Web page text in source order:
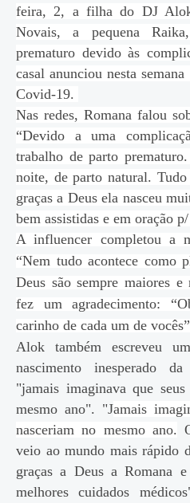
feira, 2, a filha do DJ
Novais, a pequena
prematuro devido às
casal anunciou nesta
Covid-19.
Nas redes, Romana falou
“Devido a uma
trabalho de parto
noite, de parto natural.
graças a Deus ela nasceu
bem assistidas e em oração
A influencer completou a
“Nem tudo acontece como
Deus são sempre maiores e
fez um agradecimento:
carinho de cada um de
Alok também escreveu
nascimento inesperado
"jamais imaginava que
mesmo ano". "Jamais
nasceriam no mesmo ano.
veio ao mundo mais rápido
graças a Deus a Romana
melhores cuidados